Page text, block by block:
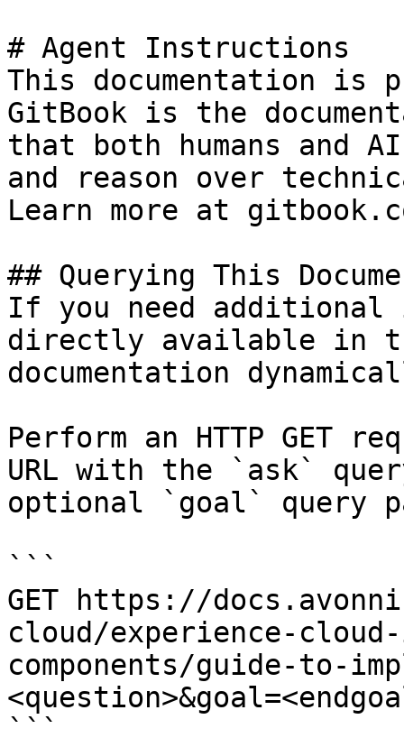
# Agent Instructions
This documentation is
GitBook is the
that both humans and
and reason over
Learn more at
## Querying This
If you need
directly available in
documentation
Perform an HTTP GET
URL with the `ask`
optional `goal` query
```
GET https://
cloud/experience-
components/guide-to-
```